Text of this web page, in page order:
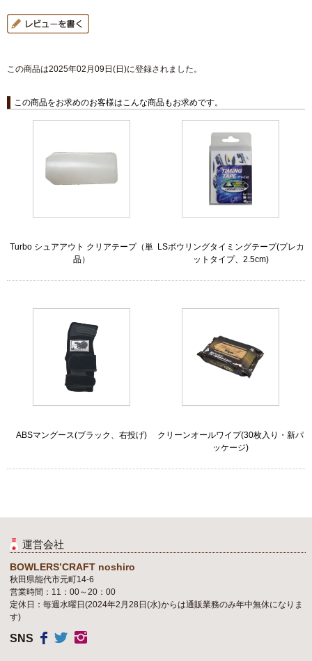
この商品は2025年02月09日(日)に登録されました。
この商品をお求めのお客様はこんな商品もお求めです。
Turbo シュアアウト クリアテープ（単
品）
LSボウリングタイミングテープ(プレカ
ットタイプ、2.5cm)
ABSマングース(ブラック、右投げ)
クリーンオールワイプ(30枚入り・新パ
ッケージ)
運営会社
BOWLERS’CRAFT noshiro
秋田県能代市元町14-6
営業時間：11：00～20：00
定休日：毎週水曜日(2024年2月28日(水)からは通販業務のみ年中無休になりま
す)
SNS